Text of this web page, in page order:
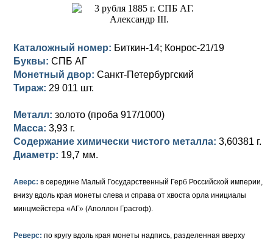
Для Финляндии
Памятные и донативные
Для Финляндии
Памятные и донативные
Медь
Для Финляндии
Памятные и донативные
Николай I (1825-1855)
Серебро
Медь
Для Грузии
Русско-Польские
Для Польши
Памятные и донативные
Золото
Серебро
Медь
Для Грузии
Для Польши
Павел I (1796-1801)
Золото
Серебро
Медь
Екатерина II (1762-1796)
Золото
Серебро
Сибирские монеты
Для Молдавии и Валахии
Таврические монеты
Петр III (1762)
Золото
Серебро
Медь
Для Пруссии
Иоанн Антонович (1740-1741)
Анна Иоанновна (1730-1740)
Петр II (1727-1730)
Екатерина I (1725-1727)
Каталожный номер: Биткин-14; Конрос-21/19
Буквы: СПБ АГ
Монетный двор: Санкт-Петербургский
Тираж: 29 011 шт.
Металл: золото (проба 917/1000)
Масса: 3,93 г.
Содержание химически чистого металла: 3,60381 г.
Диаметр: 19,7 мм.
Аверс: в середине Малый Государственный Герб Российской империи,
внизу вдоль края монеты слева и справа от хвоста орла инициалы
минцмейстера «АГ» (Аполлон Грасгоф).
Реверс: по кругу вдоль края монеты надпись, разделенная вверху